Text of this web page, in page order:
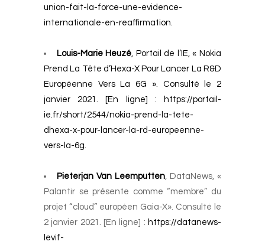
union-fait-la-force-une-evidence-
internationale-en-reaffirmation.
Louis-Marie Heuzé, Portail de l’IE, « Nokia
Prend La Tête d’Hexa-X Pour Lancer La R&D
Européenne Vers La 6G ». Consulté le 2
janvier 2021. [En ligne] :
https://portail-
ie.fr/short/2544/nokia-prend-la-tete-
dhexa-x-pour-lancer-la-rd-europeenne-
vers-la-6g.
Pieterjan Van Leemputten, DataNews, «
Palantir se présente comme “membre” du
projet “cloud” européen Gaia-X». Consulté le
2 janvier 2021. [En ligne] : https://datanews-
levif-